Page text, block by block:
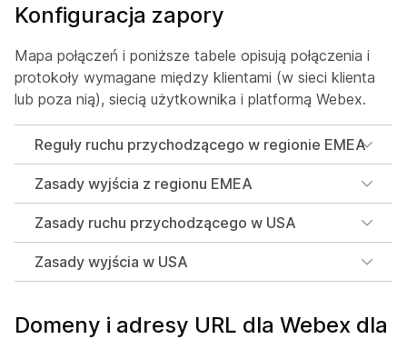
Konfiguracja zapory
Mapa połączeń i poniższe tabele opisują połączenia i
protokoły wymagane między klientami (w sieci klienta
lub poza nią), siecią użytkownika i platformą Webex.
Reguły ruchu przychodzącego w regionie EMEA
Zasady wyjścia z regionu EMEA
Zasady ruchu przychodzącego w USA
Zasady wyjścia w USA
Domeny i adresy URL dla Webex dla